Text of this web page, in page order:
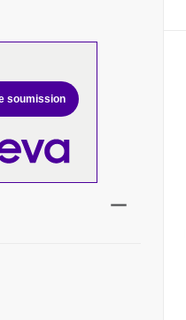
soumission